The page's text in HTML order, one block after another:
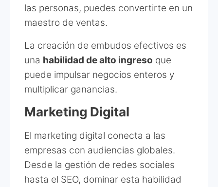
las personas, puedes convertirte en un
maestro de ventas.
La creación de embudos efectivos es
una habilidad de alto ingreso que
puede impulsar negocios enteros y
multiplicar ganancias.
Marketing Digital
El marketing digital conecta a las
empresas con audiencias globales.
Desde la gestión de redes sociales
hasta el SEO, dominar esta habilidad